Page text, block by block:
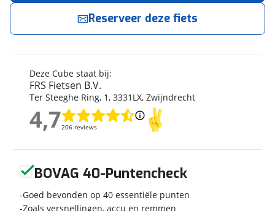
Cube
Model
SUPREME HYBRID DELUXE
INDIGOBLUE/SWITCH
Modeljaar
Soort fiets
Frametype
Lage instap
Wielmaat
28 inch
Techniek
Deze Cube staat bij:
FRS Fietsen B.V.
Ter Steeghe Ring, 1, 3331LX, Zwijndrecht
4,7206 reviews
4,7
Reserveer deze fiets
FRS Fietsen B.V. neemt snel contact met je op.
Jouw contactgegevens
Naam
E-mailadres
Telefoonnummer (optioneel)
BOVAG 40-Puntencheck
Goed bevonden op 40 essentiële punten
Zoals versnellingen, accu en remmen